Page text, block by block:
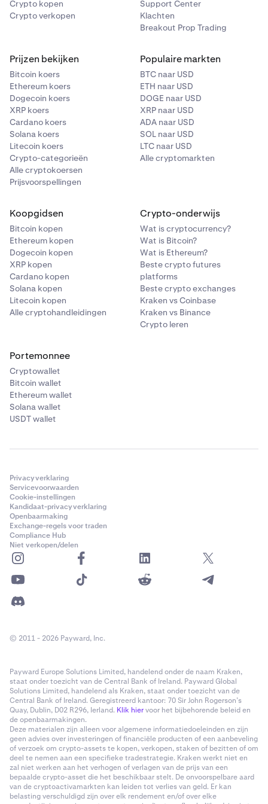
Crypto kopen
Crypto verkopen
Support Center
Klachten
Breakout Prop Trading
Prijzen bekijken
Bitcoin koers
Ethereum koers
Dogecoin koers
XRP koers
Cardano koers
Solana koers
Litecoin koers
Crypto-categorieën
Alle cryptokoersen
Prijsvoorspellingen
Populaire markten
BTC naar USD
ETH naar USD
DOGE naar USD
XRP naar USD
ADA naar USD
SOL naar USD
LTC naar USD
Alle cryptomarkten
Koopgidsen
Bitcoin kopen
Ethereum kopen
Dogecoin kopen
XRP kopen
Cardano kopen
Solana kopen
Litecoin kopen
Alle cryptohandleidingen
Crypto-onderwijs
Wat is cryptocurrency?
Wat is Bitcoin?
Wat is Ethereum?
Beste crypto futures
platforms
Beste crypto exchanges
Kraken vs Coinbase
Kraken vs Binance
Crypto leren
Portemonnee
Cryptowallet
Bitcoin wallet
Ethereum wallet
Solana wallet
USDT wallet
Privacyverklaring
Servicevoorwaarden
Cookie-instellingen
Kandidaat-privacyverklaring
Openbaarmaking
Exchange-regels voor traden
Compliance Hub
Niet verkopen/delen
© 2011 - 2026 Payward, Inc.
Payward Europe Solutions Limited, handelend onder de naam Kraken,
staat onder toezicht van de Central Bank of Ireland. Payward Global
Solutions Limited, handelend als Kraken, staat onder toezicht van de
Central Bank of Ireland. Geregistreerd kantoor: 70 Sir John Rogerson’s
Quay, Dublin, D02 R296, Ierland. Klik hiervoor het bijbehorende beleid en
de openbaarmakingen.
Deze materialen zijn alleen voor algemene informatiedoeleinden en zijn
geen advies over investeringen of financiële producten of een aanbeveling
of verzoek om crypto-assets te kopen, verkopen, staken of bezitten of om
deel te nemen aan een specifieke tradestrategie. Kraken werkt niet en
zal niet werken aan het verhogen of verlagen van de prijs van een
bepaalde crypto-asset die het beschikbaar stelt. De onvoorspelbare aard
van de cryptoactivamarkten kan leiden tot verlies van geld. Er kan
belasting verschuldigd zijn over elk rendement en/of over elke